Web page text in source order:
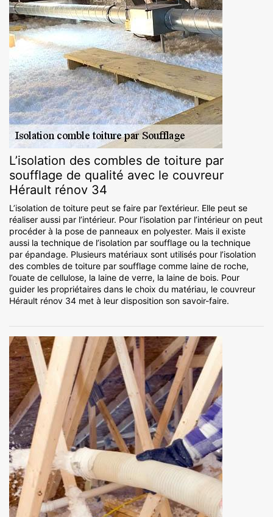
L’isolation des combles de toiture par
soufflage de qualité avec le couvreur
Hérault rénov 34
L’isolation de toiture peut se faire par l’extérieur. Elle peut se
réaliser aussi par l’intérieur. Pour l’isolation par l’intérieur on peut
procéder à la pose de panneaux en polyester. Mais il existe
aussi la technique de l’isolation par soufflage ou la technique
par épandage. Plusieurs matériaux sont utilisés pour l’isolation
des combles de toiture par soufflage comme laine de roche,
l’ouate de cellulose, la laine de verre, la laine de bois. Pour
guider les propriétaires dans le choix du matériau, le couvreur
Hérault rénov 34 met à leur disposition son savoir-faire.